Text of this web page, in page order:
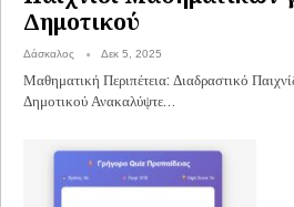
Δημοτικού
Δάσκαλος Δεκ 5, 2025
Μαθηματική Περιπέτεια: Διαδραστικό
Δημοτικού Ανακαλύψτε…